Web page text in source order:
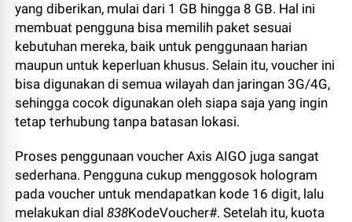
yang diberikan, mulai dari 1 GB hingga 8 GB. Hal ini
membuat pengguna bisa memilih paket sesuai
kebutuhan mereka, baik untuk penggunaan harian
maupun untuk keperluan khusus. Selain itu, voucher ini
bisa digunakan di semua wilayah dan jaringan 3G/4G,
sehingga cocok digunakan oleh siapa saja yang ingin
tetap terhubung tanpa batasan lokasi.
Proses penggunaan voucher Axis AIGO juga sangat
sederhana. Pengguna cukup menggosok hologram
pada voucher untuk mendapatkan kode 16 digit, lalu
melakukan dial838KodeVoucher#. Setelah itu, kuota